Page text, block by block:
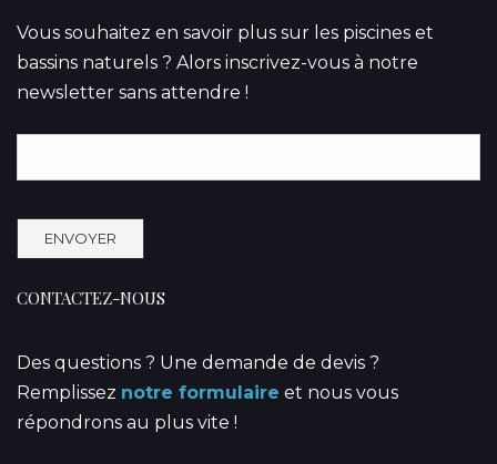
Vous souhaitez en savoir plus sur les piscines et
bassins naturels ? Alors inscrivez-vous à notre
newsletter sans attendre !
CONTACTEZ-NOUS
Des questions ? Une demande de devis ?
Remplissez notre formulaire et nous vous
répondrons au plus vite !